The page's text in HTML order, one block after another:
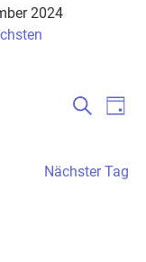
2024
und
Suche
Tag
Nächster Tag